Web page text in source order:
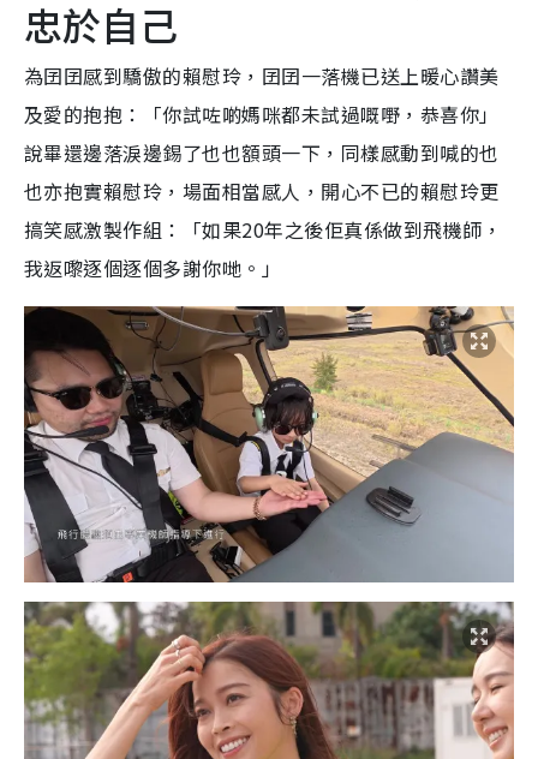
忠於自己
為囝囝感到驕傲的賴慰玲，囝囝一落機已送上暖心讚美
及愛的抱抱：「你試咗啲媽咪都未試過嘅嘢，恭喜你」
說畢還邊落淚邊錫了也也額頭一下，同樣感動到喊的也
也亦抱實賴慰玲，場面相當感人，開心不已的賴慰玲更
搞笑感激製作組：「如果20年之後佢真係做到飛機師，
我返嚟逐個逐個多謝你哋。」